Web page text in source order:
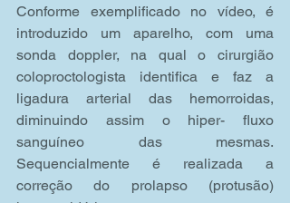
Conforme exemplificado no vídeo, é
introduzido um aparelho, com uma
sonda doppler, na qual o cirurgião
coloproctologista identifica e faz a
ligadura arterial das hemorroidas,
diminuindo assim o hiper- fluxo
sanguíneo das mesmas.
Sequencialmente é realizada a
correção do prolapso (protusão)